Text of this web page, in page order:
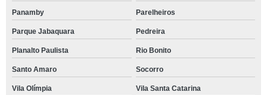
Panamby Parelheiros
Parque Jabaquara Pedreira
Planalto Paulista Rio Bonito
Santo Amaro Socorro
Vila Olímpia Vila Santa Catarina